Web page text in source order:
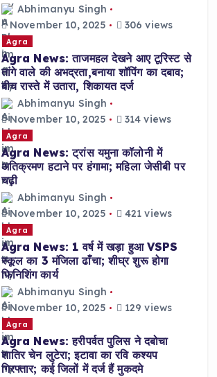
Abhimanyu Singh
November 10, 2025
306 views
Agra
Agra News: ताजमहल देखने आए टूरिस्ट से
तांगे वाले की अभद्रता,बनाया शॉपिंग का दबाव;
बीच रास्ते में उतारा, शिकायत दर्ज
Abhimanyu Singh
November 10, 2025
314 views
Agra
Agra News: ट्रांस यमुना कॉलोनी में
अतिक्रमण हटाने पर हंगामा; महिला जेसीबी पर
चढ़ी
Abhimanyu Singh
November 10, 2025
421 views
Agra
Agra News: 1 वर्ष में खड़ा हुआ VSPS
स्कूल का 3 मंजिला ढाँचा; शीघ्र शुरू होगा
फिनिशिंग कार्य
Abhimanyu Singh
November 10, 2025
129 views
Agra
Agra News: हरीपर्वत पुलिस ने दबोचा
शातिर चेन लुटेरा; इटावा का रवि कश्यप
गिरफ्तार; कई जिलों में दर्ज हैं मुकदमे